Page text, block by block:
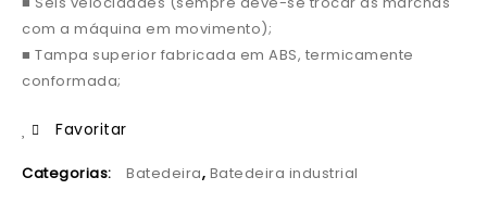
com a máquina em movimento);
■ Tampa superior fabricada em ABS, termicamente
conformada;
Favoritar
Categorias: Batedeira, Batedeira industrial